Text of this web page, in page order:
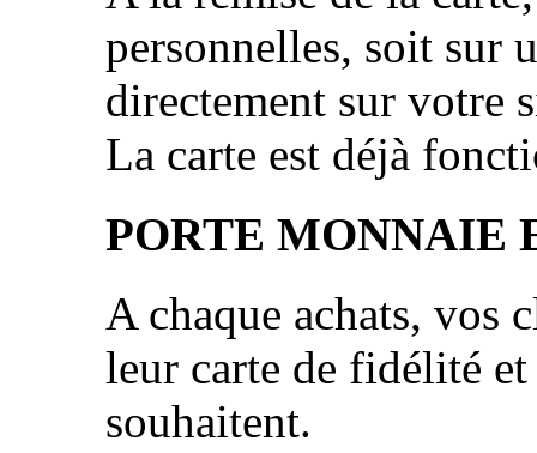
personnelles, soit sur
directement sur votre
La carte est déjà
PORTE MONNAIE
A chaque achats, vos
leur carte de fidélité
souhaitent.